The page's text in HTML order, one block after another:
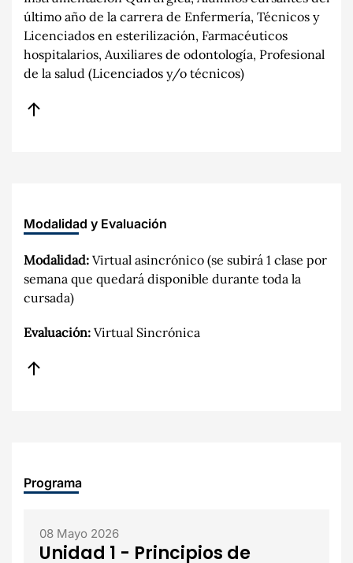
último año de la carrera de Enfermería, Técnicos y
Licenciados en esterilización, Farmacéuticos
hospitalarios, Auxiliares de odontología, Profesional
de la salud (Licenciados y/o técnicos)
Modalidad y Evaluación
Modalidad: Virtual asincrónico (se subirá 1 clase por
semana que quedará disponible durante toda la
cursada)
Evaluación: Virtual Sincrónica
Programa
08 Mayo 2026
Unidad 1 - Principios de